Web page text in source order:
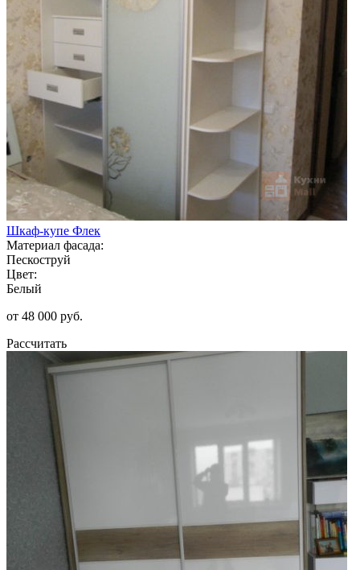
Шкаф-купе Флек
Материал фасада:
Пескоструй
Цвет:
Белый
от 48 000 руб.
Рассчитать